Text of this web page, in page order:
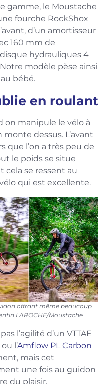
gamme, le Moustache
fourche RockShox
d’un amortisseur
160 mm de
hydrauliques 4
modèle pèse ainsi
bébé.
en roulant
on manipule le vélo à
monte dessus. L’avant
que l’on a très peu de
le poids se situe
cela se ressent au
qui est excellente.
offrant même beaucoup
LAROCHE/Moustache
l’agilité d’un VTTAE
l’Amflow PL Carbon
mais cet
une fois au guidon
du plaisir.